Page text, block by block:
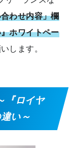
わせ内容」欄
ホワイトペー
します。
『ロイヤ
い～